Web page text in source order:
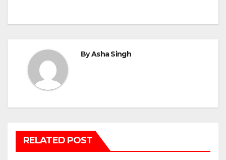
ByAsha Singh
RELATED POST